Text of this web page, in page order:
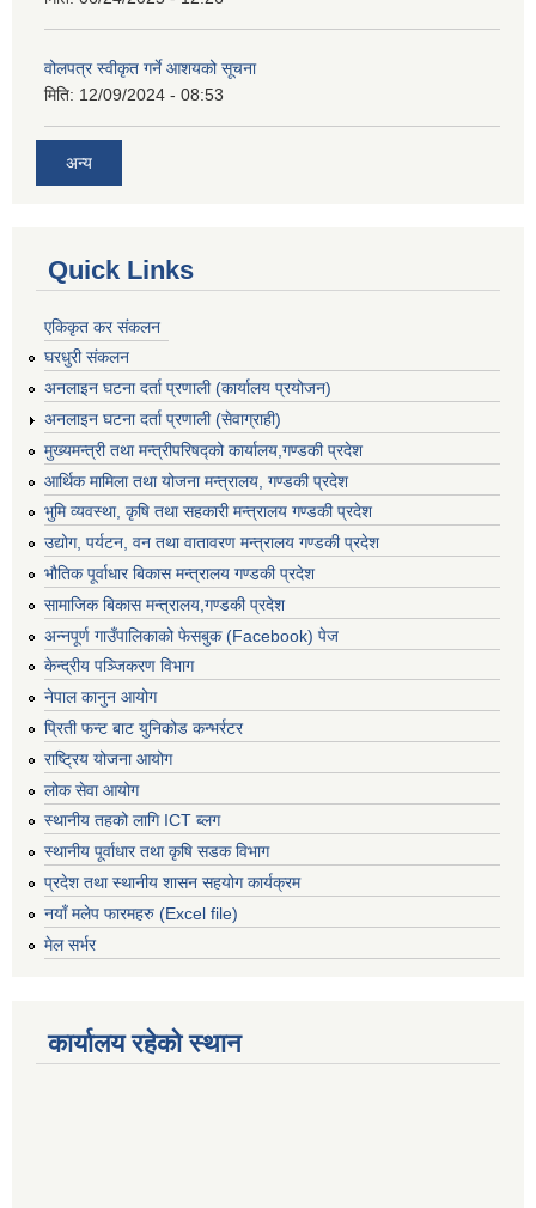
वोलपत्र स्वीकृत गर्ने आशयको सूचना
मिति: 12/09/2024 - 08:53
अन्य
Quick Links
एकिकृत कर संकलन
घरधुरी संकलन
अनलाइन घटना दर्ता प्रणाली (कार्यालय प्रयोजन)
अनलाइन घटना दर्ता प्रणाली (सेवाग्राही)
मुख्यमन्त्री तथा मन्त्रीपरिषद्को कार्यालय,गण्डकी प्रदेश
आर्थिक मामिला तथा योजना मन्त्रालय, गण्डकी प्रदेश
भुमि व्यवस्था, कृषि तथा सहकारी मन्त्रालय गण्डकी प्रदेश
उद्योग, पर्यटन, वन तथा वातावरण मन्त्रालय गण्डकी प्रदेश
भौतिक पूर्वाधार बिकास मन्त्रालय गण्डकी प्रदेश
सामाजिक बिकास मन्त्रालय,गण्डकी प्रदेश
अन्नपूर्ण गाउँपालिकाको फेसबुक (Facebook) पेज
केन्द्रीय पञ्जिकरण विभाग
नेपाल कानुन आयोग
प्रिती फन्ट बाट युनिकोड कन्भर्रटर
राष्ट्रिय योजना आयोग
लोक सेवा आयोग
स्थानीय तहको लागि ICT ब्लग
स्थानीय पूर्वाधार तथा कृषि सडक विभाग
प्रदेश तथा स्थानीय शासन सहयोग कार्यक्रम
नयाँ मलेप फारमहरु (Excel file)
मेल सर्भर
कार्यालय रहेको स्थान